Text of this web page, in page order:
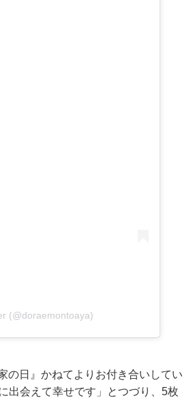
(@doraemontoaya)
の日』かねてよりお付き合いしてい
出会えて幸せです」とつづり、5枚